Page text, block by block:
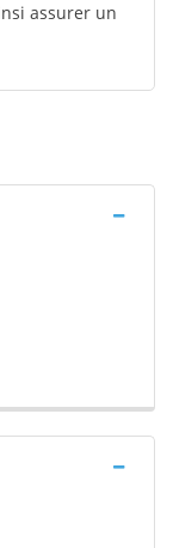
assurer un